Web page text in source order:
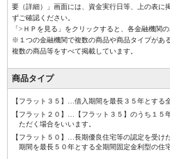
要（詳細）」画面には、資金実行日等、上の表に
ずご確認ください。
「>ＨＰを見る」をクリックすると、各金融機関
※１つの金融機関で複数の商品や商品タイプがあ
複数の商品等をすべて掲載しています。
商品タイプ
【フラット３５】…借入期間を最長３５年とする
【フラット２０】…【フラット３５】のうち１５
ただく場合をいいます。
【フラット５０】…長期優良住宅等の認定を受け
期間を最長５０年とする全期間固定金利型の住